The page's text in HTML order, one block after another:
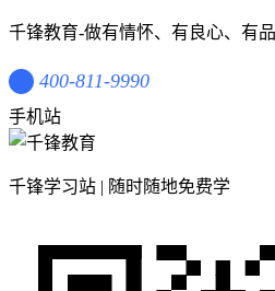
千锋教育-做有情怀、有良心、有
400-811-9990
手机站
千锋学习站 | 随时随地免费学